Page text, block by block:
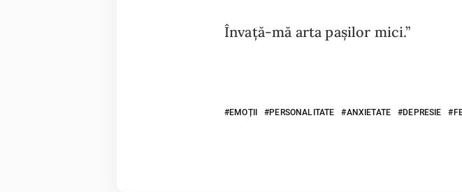
Învață-mă arta pașilor mici.”
EMOȚII PERSONALITATE ANXIETATE DEPRESIE